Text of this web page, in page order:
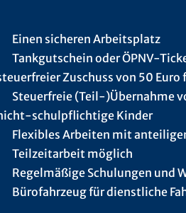
Einen sicheren Arbeitsplatz
Tankgutschein oder ÖPNV-
Zuschuss von 50
Steuerfreie (Teil-)Übernahme
schulpflichtige Kinder
Flexibles Arbeiten mit
Teilzeitarbeit möglich
Regelmäßige Schulungen und
Bürofahrzeug für dienstliche